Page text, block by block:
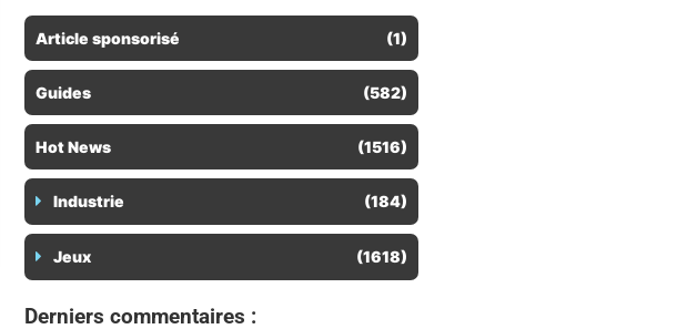
Article sponsorisé (1)
Guides (582)
Hot News (1516)
Industrie (184)
Jeux (1618)
Derniers commentaires :